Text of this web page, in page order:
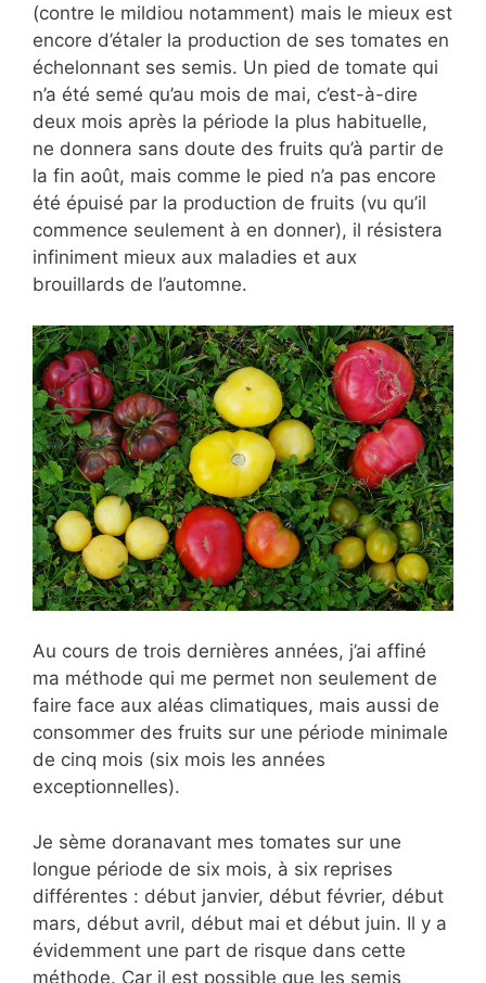
(contre le mildiou notamment) mais le mieux est
encore d’étaler la production de ses tomates en
échelonnant ses semis. Un pied de tomate qui
n’a été semé qu’au mois de mai, c’est-à-dire
deux mois après la période la plus habituelle,
ne donnera sans doute des fruits qu’à partir de
la fin août, mais comme le pied n’a pas encore
été épuisé par la production de fruits (vu qu’il
commence seulement à en donner), il résistera
infiniment mieux aux maladies et aux
brouillards de l’automne.
Au cours de trois dernières années, j’ai affiné
ma méthode qui me permet non seulement de
faire face aux aléas climatiques, mais aussi de
consommer des fruits sur une période minimale
de cinq mois (six mois les années
exceptionnelles).
Je sème doranavant mes tomates sur une
longue période de six mois, à six reprises
différentes : début janvier, début février, début
mars, début avril, début mai et début juin. Il y a
évidemment une part de risque dans cette
méthode. Car il est possible que les semis